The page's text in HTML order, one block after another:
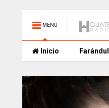
MENU
Inicio